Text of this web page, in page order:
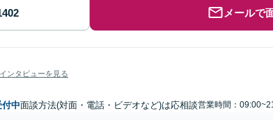
メールで
インタビューを見る
中面談方法(対面・電話・ビデオなど)は応相談営業時間：